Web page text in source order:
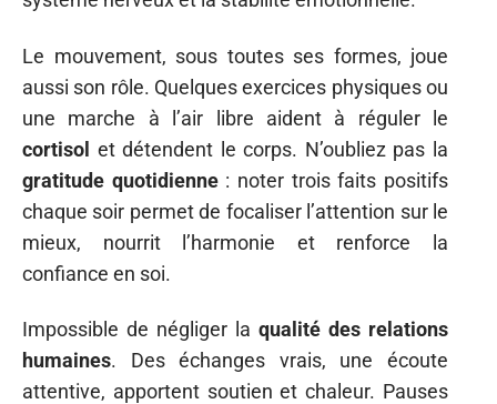
Le mouvement, sous toutes ses formes, joue
aussi son rôle. Quelques exercices physiques ou
une marche à l’air libre aident à réguler le
cortisol et détendent le corps. N’oubliez pas la
gratitude quotidienne: noter trois faits positifs
chaque soir permet de focaliser l’attention sur le
mieux, nourrit l’harmonie et renforce la
confiance en soi.
Impossible de négliger la qualité des relations
humaines. Des échanges vrais, une écoute
attentive, apportent soutien et chaleur. Pauses